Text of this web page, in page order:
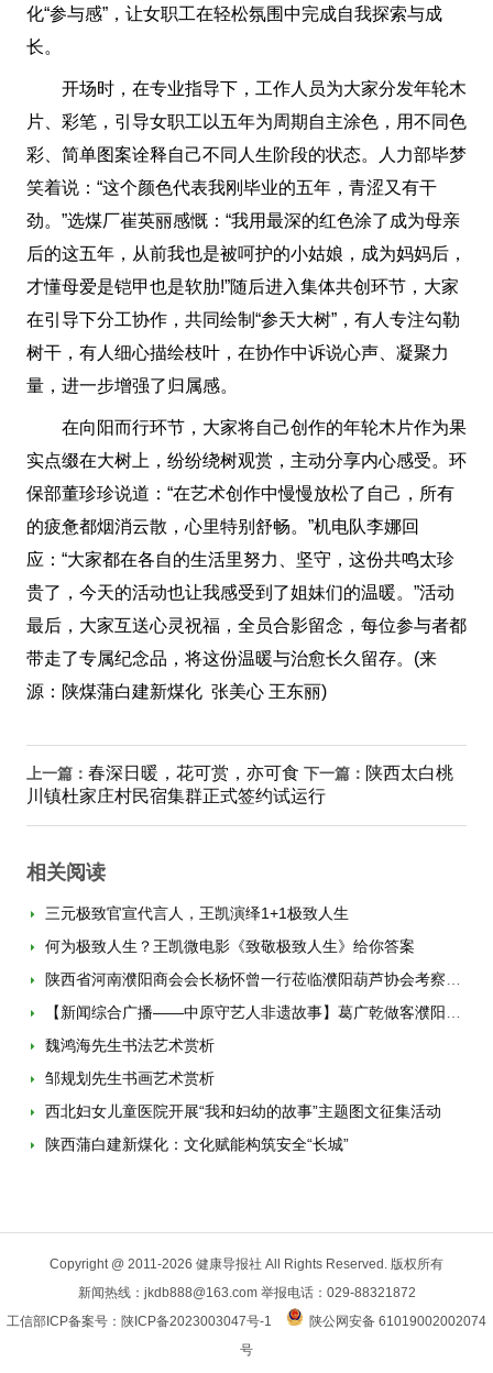
化“参与感”，让女职工在轻松氛围中完成自我探索与成
长。
开场时，在专业指导下，工作人员为大家分发年轮木
片、彩笔，引导女职工以五年为周期自主涂色，用不同色
彩、简单图案诠释自己不同人生阶段的状态。人力部毕梦
笑着说：“这个颜色代表我刚毕业的五年，青涩又有干
劲。”选煤厂崔英丽感慨：“我用最深的红色涂了成为母亲
后的这五年，从前我也是被呵护的小姑娘，成为妈妈后，
才懂母爱是铠甲也是软肋!”随后进入集体共创环节，大家
在引导下分工协作，共同绘制“参天大树”，有人专注勾勒
树干，有人细心描绘枝叶，在协作中诉说心声、凝聚力
量，进一步增强了归属感。
在向阳而行环节，大家将自己创作的年轮木片作为果
实点缀在大树上，纷纷绕树观赏，主动分享内心感受。环
保部董珍珍说道：“在艺术创作中慢慢放松了自己，所有
的疲惫都烟消云散，心里特别舒畅。”机电队李娜回
应：“大家都在各自的生活里努力、坚守，这份共鸣太珍
贵了，今天的活动也让我感受到了姐妹们的温暖。”活动
最后，大家互送心灵祝福，全员合影留念，每位参与者都
带走了专属纪念品，将这份温暖与治愈长久留存。(来
源：陕煤蒲白建新煤化 张美心 王东丽)
上一篇： 春深日暖，花可赏，亦可食 下一篇： 陕西太白桃
川镇杜家庄村民宿集群正式签约试运行
相关阅读
三元极致官宣代言人，王凯演绎1+1极致人生
何为极致人生？王凯微电影《致敬极致人生》给你答案
陕西省河南濮阳商会会长杨怀曾一行莅临濮阳葫芦协会考察交流
【新闻综合广播——中原守艺人非遗故事】葛广乾做客濮阳广播电台
魏鸿海先生书法艺术赏析
邹规划先生书画艺术赏析
西北妇女儿童医院开展“我和妇幼的故事”主题图文征集活动
陕西蒲白建新煤化：文化赋能构筑安全“长城”
Copyright @ 2011-2026 健康导报社 All Rights Reserved. 版权所有
新闻热线：jkdb888@163.com 举报电话：029-88321872
工信部ICP备案号： 陕ICP备2023003047号-1
陕公网安备 61019002002074
号